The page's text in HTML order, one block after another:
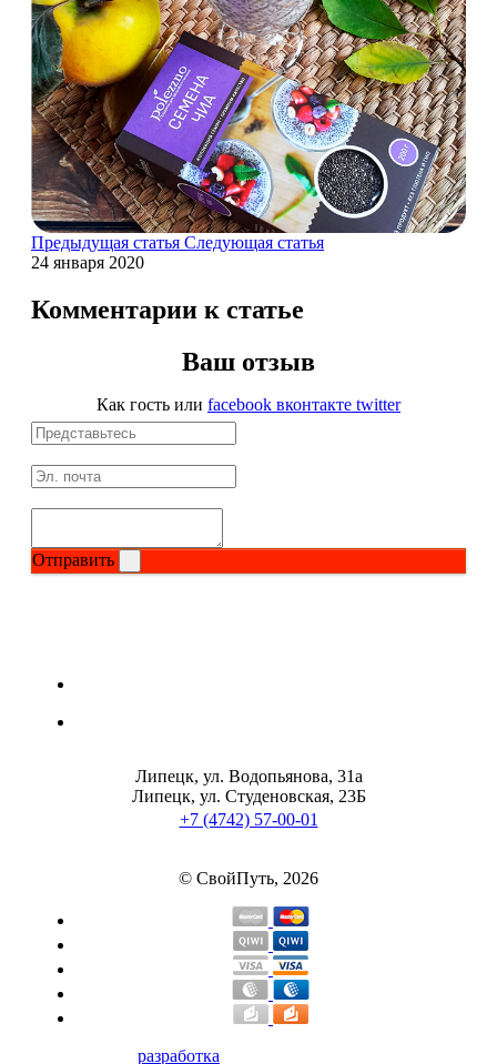
Адаптогены и Ноотропы
Магний + В6
Волосы и кожа
Здоровая печень
Здоровье костей
Зрение
Коэнзим Q10
Пищеварение
Сердце и Сосуды
Суставы и связки
Предыдущая статья Следующая статья
24 января 2020
Комментарии к статье
Ваш отзыв
Как гость или facebook вконтакте twitter
Отправить
Липецк, ул. Водопьянова, 31а
Липецк, ул. Студеновская, 23Б
+7 (4742) 57-00-01
© СвойПуть, 2026
разработка